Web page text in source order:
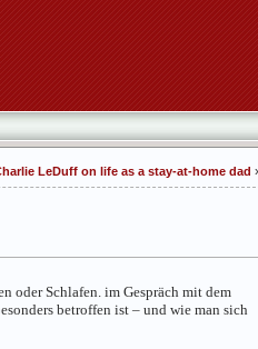
LeDuff on life as a stay-at-home dad
oder Schlafen. im Gespräch mit dem
betroffen ist – und wie man sich